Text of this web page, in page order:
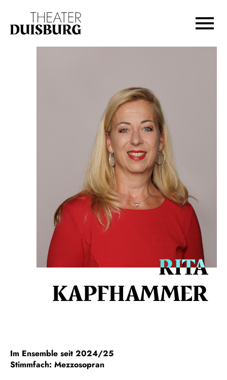
Zur Hauptnavigation springen
Zum Footer springen
RITA
KAPFHAMMER
Im Ensemble seit 2024/25
Stimmfach: Mezzosopran